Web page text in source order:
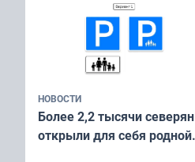
НОВОСТИ
Более 2,2 тысячи северян
открыли для себя родной